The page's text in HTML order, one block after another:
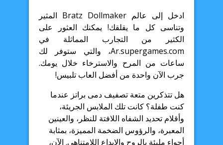
ادخل إلى عالم Bratz Dollmaker المثير
وتناسى كل ما يقلقك! يمكنك العثور على
الكثير من التجارب المماثلة في
Ar.supergames.com، والتي ستوفر لك
ساعات من المرح والاسترخاء خلال يومك.
جرب الآن واحدة من أفضل العاب تلبيس!
هل تتذكرين متعة تصفيف دمى براتز عندما
كنت طفلة؟ كانت تلك الملابس الجريئة،
وأقلام تحديد الشفاه اللافتة للنظر، والعينين
المعبرة، والرؤوس الضخمة المميزة، بمثابة
أجواء مليئة بالروح والإبداع اللامتناهي. الآن،